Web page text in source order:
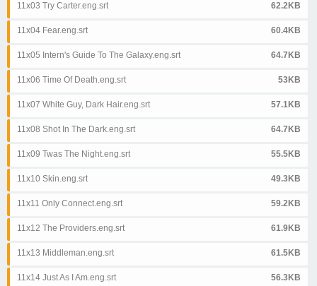
11x03 Try Carter.eng.srt 62.2KB
11x04 Fear.eng.srt 60.4KB
11x05 Intern's Guide To The Galaxy.eng.srt 64.7KB
11x06 Time Of Death.eng.srt 53KB
11x07 White Guy, Dark Hair.eng.srt 57.1KB
11x08 Shot In The Dark.eng.srt 64.7KB
11x09 Twas The Night.eng.srt 55.5KB
11x10 Skin.eng.srt 49.3KB
11x11 Only Connect.eng.srt 59.2KB
11x12 The Providers.eng.srt 61.9KB
11x13 Middleman.eng.srt 61.5KB
11x14 Just As I Am.eng.srt 56.3KB